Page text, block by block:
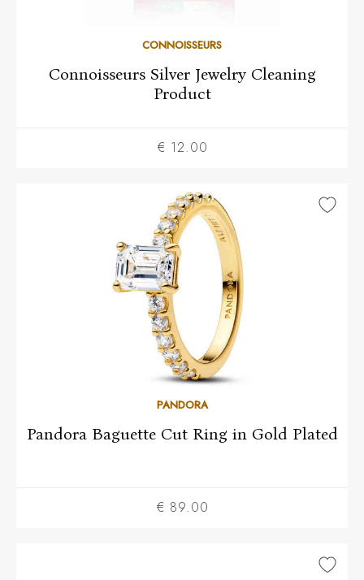
CONNOISSEURS
Connoisseurs Silver Jewelry Cleaning
Product
€ 12.00
54
PANDORA
Pandora Baguette Cut Ring in Gold Plated
€ 89.00